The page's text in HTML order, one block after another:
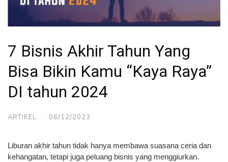
7 Bisnis Akhir Tahun Yang
Bisa Bikin Kamu “Kaya Raya”
DI tahun 2024
ARTIKEL · 06/12/2023
Liburan akhir tahun tidak hanya membawa suasana ceria dan
kehangatan, tetapi juga peluang bisnis yang menggiurkan.